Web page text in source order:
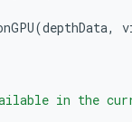
(depthData,
in the